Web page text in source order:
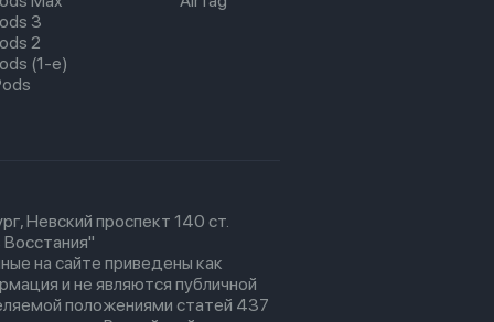
3
2
(1-е)
Невский проспект 140 ст.
на сайте приведены как
и не являются публичной
положениями статей 437